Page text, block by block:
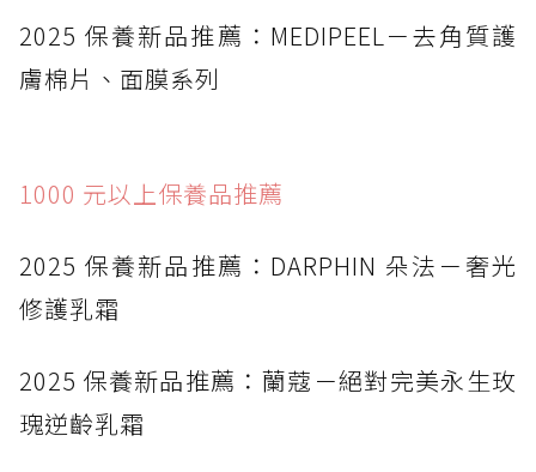
2025 保養新品推薦：DARPHIN 朵法－奢光修
護乳霜
2025 保養新品推薦：伊麗莎白雅－光纖鑽白智
2025 保養新品推薦：肌膚之鑰－24K 黃金精華
露逆時眼霜
2025 保養新品推薦：Dior 迪奧－迪奧極緻精萃
玫瑰馥活油
2025 保養新品推薦：MEDIPEEL－去角質護
膚棉片、面膜系列
1000 元以上保養品推薦
2025 保養新品推薦：DARPHIN 朵法－奢光
修護乳霜
2025 保養新品推薦：蘭蔻－絕對完美永生玫
瑰逆齡乳霜